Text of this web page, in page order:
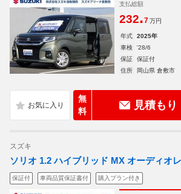
支払総額
232.7 万円
年式 2025年
車検
'28/6
保証
保証付
住所
岡山県 倉敷市
無
料
見積も
スズキ
ソリオ 1.2 ハイブリッド MX オーディオ
保証付 車両品質保証書付 購入プラン付き